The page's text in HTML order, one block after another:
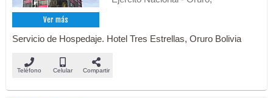
Ver más
Servicio de Hospedaje. Hotel Tres Estrellas, Oruro Bolivia
Teléfono Celular Compartir